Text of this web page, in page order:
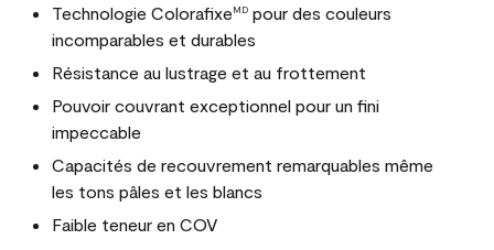
Technologie Colorafixe MD pour des couleurs
incomparables et durables
Résistance au lustrage et au frottement
Pouvoir couvrant exceptionnel pour un fini
impeccable
Capacités de recouvrement remarquables même
les tons pâles et les blancs
Faible teneur en COV